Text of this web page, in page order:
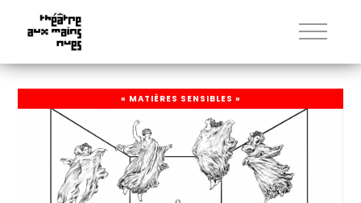
« MATIÈRES SENSIBLES »